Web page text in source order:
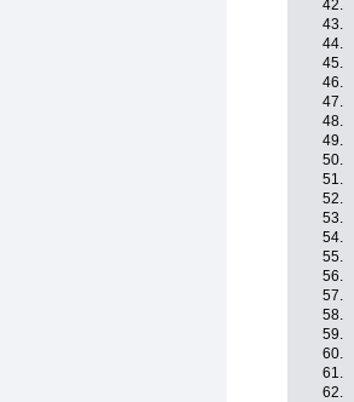
42.
43.
44.
45.
46.
47.
48.
49.
50.
51.
52.
53.
54.
55.
56.
57.
58.
59.
60.
61.
62.